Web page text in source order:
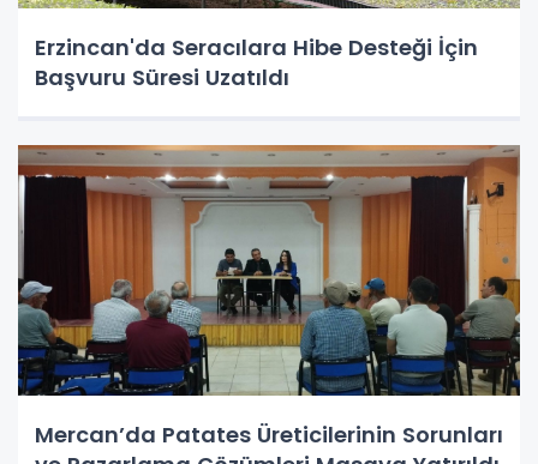
Erzincan'da Seracılara Hibe Desteği İçin
Başvuru Süresi Uzatıldı
Mercan’da Patates Üreticilerinin Sorunları